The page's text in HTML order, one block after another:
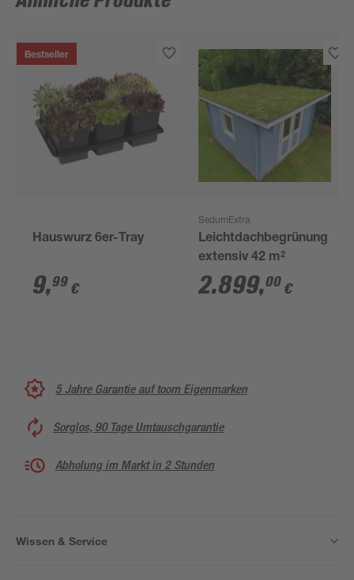
Bestseller
Hauswurz 6er-Tray
9,99 €
SedumExtra
Leichtdachbegrünung
extensiv 42 m²
2.899,00 €
5 Jahre Garantie auf toom Eigenmarken
Sorglos, 90 Tage Umtauschgarantie
Abholung im Markt in 2 Stunden
Wissen & Service